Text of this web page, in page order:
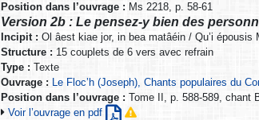
Position dans l’ouvrage : Ms 2218, p. 58-61
Version 2b : Le pensez-y bien des
Incipit : Ol âest kiae jor, in bea matâéin / Qu’i épousis
Structure :15 couplets de 6 vers avec refrain
Type :Texte
Ouvrage : Le Floc’h (Joseph), Chants populaires du
Position dans l’ouvrage : Tome II, p. 588-589, chant
Voir l’ouvrage en pdf